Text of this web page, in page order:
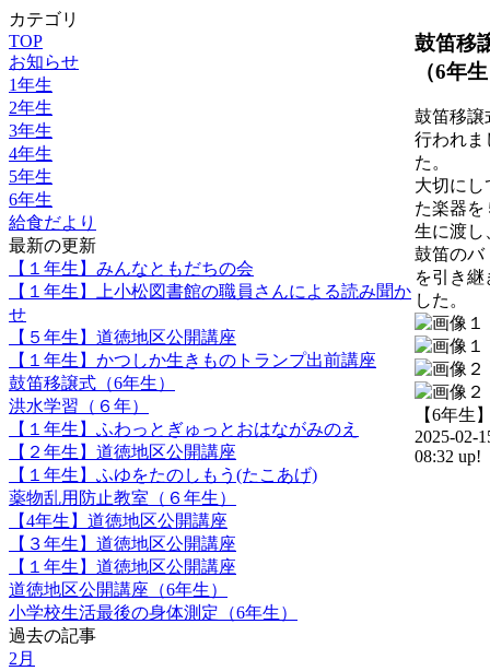
カテゴリ
TOP
お知らせ
1年生
2年生
3年生
4年生
5年生
6年生
給食だより
最新の更新
【１年生】みんなともだちの会
【１年生】上小松図書館の職員さんによる読み聞か
せ
【５年生】道徳地区公開講座
【１年生】かつしか生きものトランプ出前講座
鼓笛移譲式（6年生）
洪水学習（６年）
【１年生】ふわっとぎゅっとおはながみのえ
【２年生】道徳地区公開講座
【１年生】ふゆをたのしもう(たこあげ)
薬物乱用防止教室（６年生）
【4年生】道徳地区公開講座
【３年生】道徳地区公開講座
【１年生】道徳地区公開講座
道徳地区公開講座（6年生）
小学校生活最後の身体測定（6年生）
過去の記事
2月
鼓笛移
（6年
鼓笛移譲
行われま
た。
大切にし
た楽器を
生に渡し
鼓笛のバ
を引き継
した。
【6年生
2025-02-
08:32 up!